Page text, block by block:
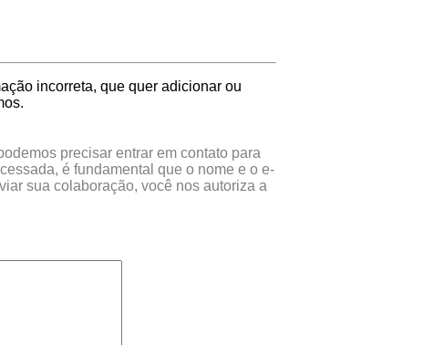
incorreta, que quer adicionar ou
precisar entrar em contato para
é fundamental que o nome e o e-
sua colaboração, você nos autoriza a